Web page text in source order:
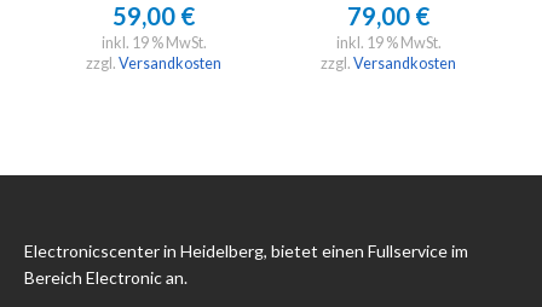
59,00 €
inkl. 19 % MwSt.
zzgl. Versandkosten
79,00 €
inkl. 19 % MwSt.
zzgl. Versandkosten
Electronicscenter in Heidelberg, bietet einen Fullservice im
Bereich Electronic an.